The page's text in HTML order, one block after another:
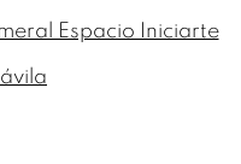
image in a